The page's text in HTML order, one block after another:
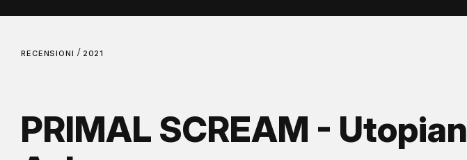
RECENSIONI / 2021
PRIMAL SCREAM - Utopian